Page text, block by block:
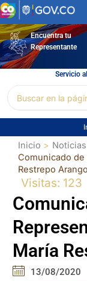
Ir
al
contenidoEncuentra tu
Representante
Servicio
por:
Inicio
Noticias
Comunicado de
Restrepo Arango
Visitas: 123
María
13/08/2020